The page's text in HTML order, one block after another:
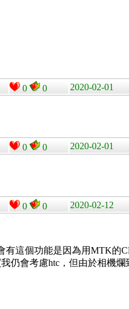
0 0 2020-02-01
0 0 2020-02-01
0 0 2020-02-12
有這個功能是因為用MTK的
仍會考慮htc，但由於相機爛